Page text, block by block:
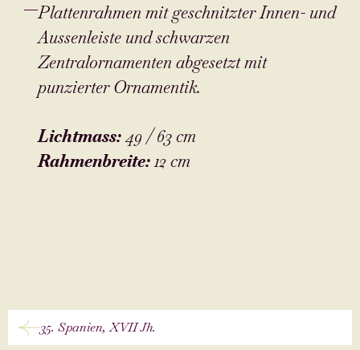
Plattenrahmen mit geschnitzter Innen- und
Aussenleiste und schwarzen
Zentralornamenten abgesetzt mit
punzierter Ornamentik.
Lichtmass:49 / 63 cm
Rahmenbreite:12 cm
35. Spanien, XVII Jh.